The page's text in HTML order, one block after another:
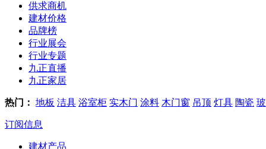
供求商机
建材价格
品牌榜
行业展会
行业专题
九正直播
九正家居
热门： 地板 洁具 浴室柜 实木门 涂料 木门窗 吊顶 灯具 陶瓷
订阅信息
建材产品